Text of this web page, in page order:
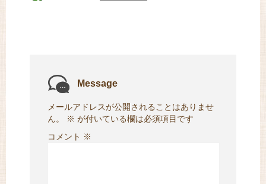
Message
メールアドレスが公開されることはありませ
ん。
※ が付いている欄は必須項目です
コメント ※